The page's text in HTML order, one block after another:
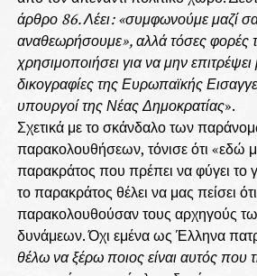
άρθρο 86. Λέει: «συμφωνούμε μαζί
αναθεωρήσουμε», αλλά τόσες φορές
χρησιμοποιήσει για να μην
δικογραφίες της Ευρωπαϊκής
υπουργοί της Νέας Δημοκρατίας».
Σχετικά με το σκάνδαλο των
παρακολουθήσεων, τόνισε ότι «εδώ
παρακράτος που πρέπει να φύγει το
το παρακράτος θέλει να μας πείσει
παρακολουθούσαν τους αρχηγούς
δυνάμεων. Όχι εμένα ως Έλληνα
θέλω να ξέρω ποιος είναι αυτός που